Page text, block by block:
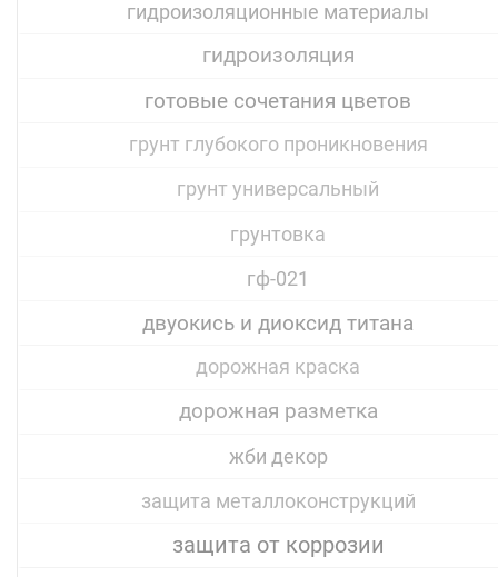
гидроизоляционные материалы
гидроизоляция
готовые сочетания цветов
грунт глубокого проникновения
грунт универсальный
грунтовка
гф-021
двуокись и диоксид титана
дорожная краска
дорожная разметка
жби декор
защита металлоконструкций
защита от коррозии